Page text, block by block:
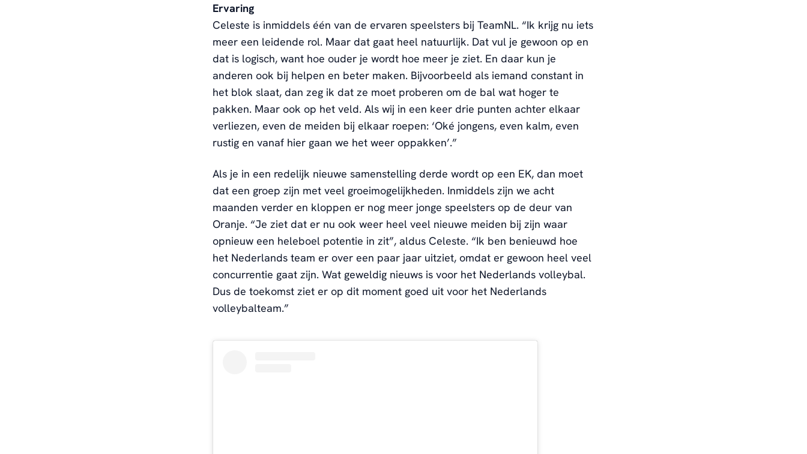
Ervaring
Celeste is inmiddels één van de ervaren speelsters bij TeamNL. “Ik krijg nu iets
meer een leidende rol. Maar dat gaat heel natuurlijk. Dat vul je gewoon op en
dat is logisch, want hoe ouder je wordt hoe meer je ziet. En daar kun je
anderen ook bij helpen en beter maken. Bijvoorbeeld als iemand constant in
het blok slaat, dan zeg ik dat ze moet proberen om de bal wat hoger te
pakken. Maar ook op het veld. Als wij in een keer drie punten achter elkaar
verliezen, even de meiden bij elkaar roepen: ‘Oké jongens, even kalm, even
rustig en vanaf hier gaan we het weer oppakken’.”
Als je in een redelijk nieuwe samenstelling derde wordt op een EK, dan moet
dat een groep zijn met veel groeimogelijkheden. Inmiddels zijn we acht
maanden verder en kloppen er nog meer jonge speelsters op de deur van
Oranje. “Je ziet dat er nu ook weer heel veel nieuwe meiden bij zijn waar
opnieuw een heleboel potentie in zit”, aldus Celeste. “Ik ben benieuwd hoe
het Nederlands team er over een paar jaar uitziet, omdat er gewoon heel veel
concurrentie gaat zijn. Wat geweldig nieuws is voor het Nederlands volleybal.
Dus de toekomst ziet er op dit moment goed uit voor het Nederlands
volleybalteam.”